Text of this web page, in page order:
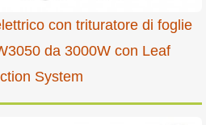
con trituratore di foglie
da 3000W con Leaf
System